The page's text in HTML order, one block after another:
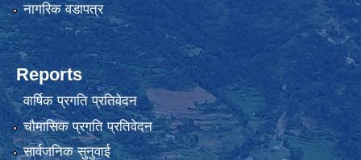
नागरिक वडापत्र
Reports
वार्षिक प्रगति प्रतिवेदन
चौमासिक प्रगति प्रतिवेदन
सार्वजनिक सुनुवाई